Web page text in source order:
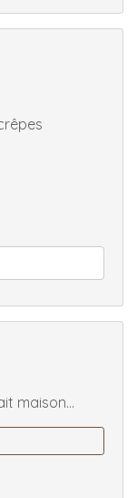
maison...